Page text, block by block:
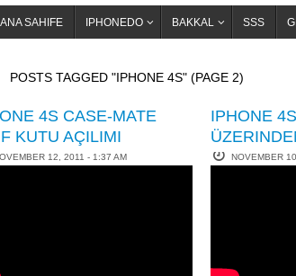
ANA SAHIFE IPHONEDO BAKKAL SSS
POSTS TAGGED "IPHONE 4S"(PAGE 2)
4S CASE-MATE
KUTU AÇILIMI
12, 2011 - 1:37 AM
IPHONE
NOVEMBER